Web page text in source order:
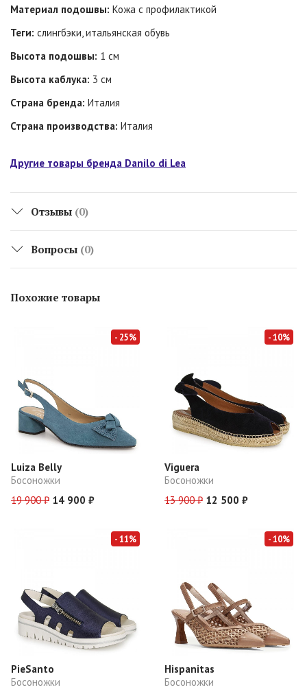
Материал подошвы: Кожа с профилактикой
Теги: слингбэки, итальянская обувь
Высота подошвы: 1 см
Высота каблука: 3 см
Страна бренда: Италия
Страна производства: Италия
Другие товары бренда Danilo di Lea
Отзывы (0)
Вопросы (0)
Похожие товары
- 25%
Luiza Belly
Босоножки
19 900 ₽ 14 900 ₽
- 10%
Viguera
Босоножки
13 900 ₽ 12 500 ₽
- 11%
PieSanto
Босоножки
- 10%
Hispanitas
Босоножки